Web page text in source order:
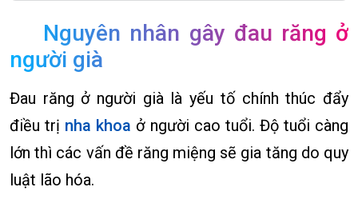
Nguyên nhân gây đau răng ở
người già
Đau răng ở người già là yếu tố chính thúc đẩy
điều trị nha khoa ở người cao tuổi. Độ tuổi càng
lớn thì các vấn đề răng miệng sẽ gia tăng do quy
luật lão hóa.